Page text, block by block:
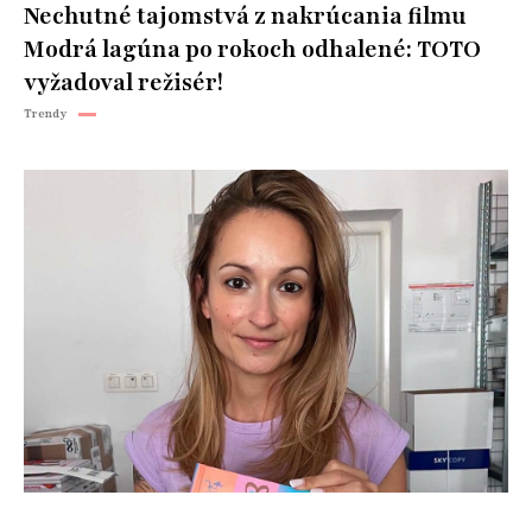
Nechutné tajomstvá z nakrúcania filmu
Modrá lagúna po rokoch odhalené: TOTO
vyžadoval režisér!
Trendy